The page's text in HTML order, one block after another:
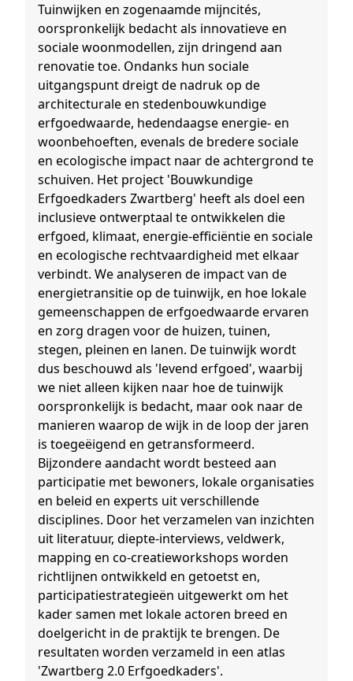
Tuinwijken en zogenaamde mijncités,
oorspronkelijk bedacht als innovatieve en
sociale woonmodellen, zijn dringend aan
renovatie toe. Ondanks hun sociale
uitgangspunt dreigt de nadruk op de
architecturale en stedenbouwkundige
erfgoedwaarde, hedendaagse energie- en
woonbehoeften, evenals de bredere sociale
en ecologische impact naar de achtergrond te
schuiven. Het project 'Bouwkundige
Erfgoedkaders Zwartberg' heeft als doel een
inclusieve ontwerptaal te ontwikkelen die
erfgoed, klimaat, energie-efficiëntie en sociale
en ecologische rechtvaardigheid met elkaar
verbindt. We analyseren de impact van de
energietransitie op de tuinwijk, en hoe lokale
gemeenschappen de erfgoedwaarde ervaren
en zorg dragen voor de huizen, tuinen,
stegen, pleinen en lanen. De tuinwijk wordt
dus beschouwd als 'levend erfgoed', waarbij
we niet alleen kijken naar hoe de tuinwijk
oorspronkelijk is bedacht, maar ook naar de
manieren waarop de wijk in de loop der jaren
is toegeëigend en getransformeerd.
Bijzondere aandacht wordt besteed aan
participatie met bewoners, lokale organisaties
en beleid en experts uit verschillende
disciplines. Door het verzamelen van inzichten
uit literatuur, diepte-interviews, veldwerk,
mapping en co-creatieworkshops worden
richtlijnen ontwikkeld en getoetst en,
participatiestrategieën uitgewerkt om het
kader samen met lokale actoren breed en
doelgericht in de praktijk te brengen. De
resultaten worden verzameld in een atlas
'Zwartberg 2.0 Erfgoedkaders'.